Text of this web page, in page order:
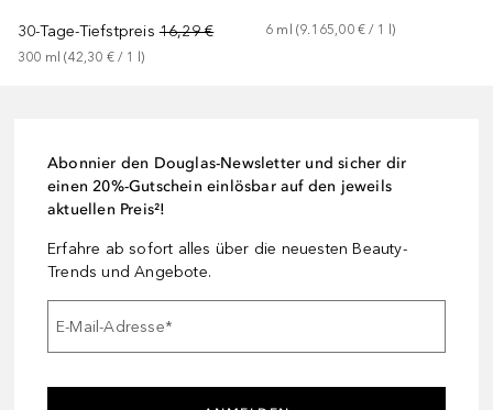
30-Tage-Tiefstpreis 16,29 €
300 ml (42,30 € / 1 l)
6 ml (9.165,00 € / 1 l)
Abonnier den Douglas-Newsletter und sicher dir
einen 20%-Gutschein einlösbar auf den jeweils
aktuellen Preis²!
Erfahre ab sofort alles über die neuesten Beauty-
Trends und Angebote.
E-Mail-Adresse*